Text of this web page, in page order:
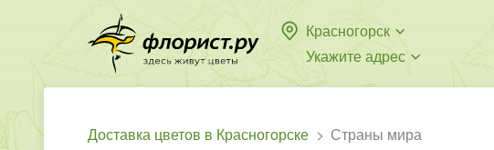
Красногорск
Укажите адрес
Доставка цветов в Красногорске Страны мира